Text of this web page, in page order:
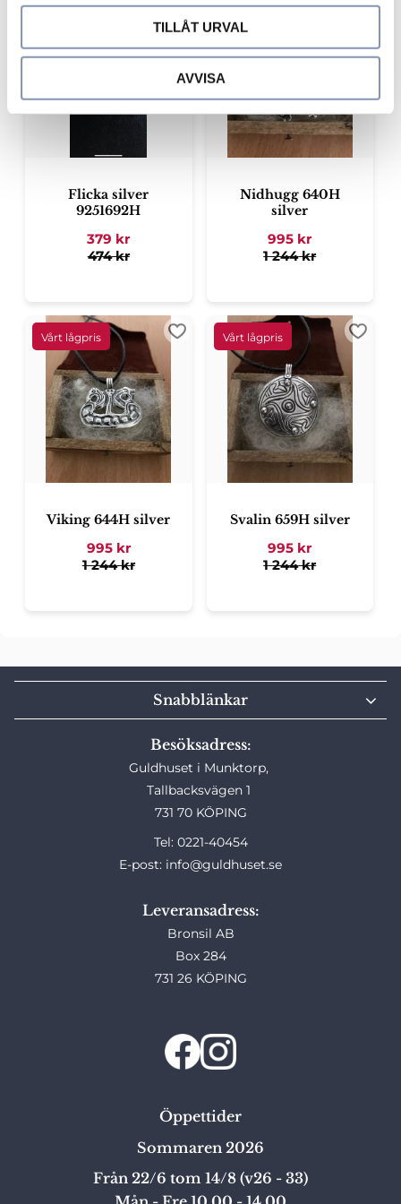
TILLÅT URVAL
AVVISA
Flicka silver
9251692H
379 kr
474kr
Lägg till i favoriter
Nidhugg 640H
silver
995 kr
1 244kr
Viking 644H silver
995kr
1 244kr
Lägg till i favoriter
Svalin 659H silver
995 kr
1 244kr
Lägg
Besöksadress:
Guldhuset i Munktorp,
Tallbacksvägen 1
731 70 KÖPING
Tel: 0221-40454
E-post: info@guldhuset.se
Leveransadress:
Bronsil AB
Box 284
731 26 KÖPING
Snabblänkar
Öppettider
Sommaren 2026
Från 22/6 tom 14/8 (v26 - 33)